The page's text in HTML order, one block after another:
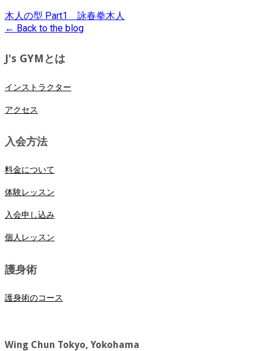
木人の型 Part1 詠春拳木人
← Back to the blog
J's GYMとは
インストラクター
アクセス
入会方法
料金について
体験レッスン
入会申し込み
個人レッスン
護身術
護身術のコース
Wing Chun Tokyo, Yokohama